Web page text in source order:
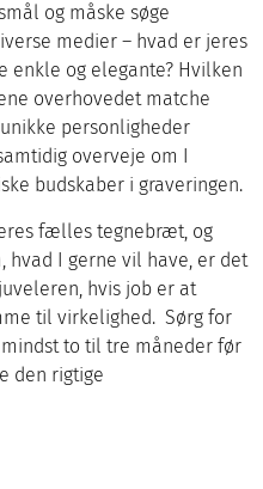
og måske søge
medier – hvad er jeres
enkle og elegante? Hvilken
overhovedet matche
personligheder
overveje om I
budskaber i graveringen.
fælles tegnebræt, og
I gerne vil have, er det
hvis job er at
til virkelighed. Sørg for
to til tre måneder før
den rigtige